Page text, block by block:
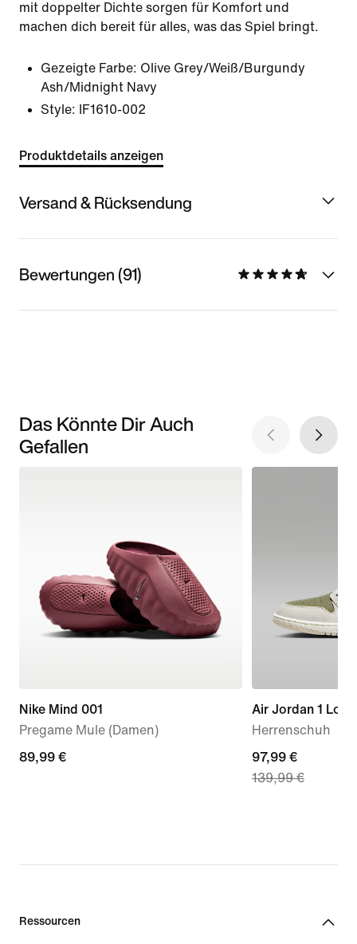
mit doppelter Dichte sorgen für Komfort und
machen dich bereit für alles, was das Spiel bringt.
Gezeigte Farbe: Olive Grey/Weiß/Burgundy
Ash/Midnight Navy
Style:
IF1610-002
Produktdetails anzeigen
Versand & Rücksendung
Bewertungen (91)
Das Könnte Dir Auch
Gefallen
Nike Mind 001
Pregame Mule (Damen)
89,99 €
89,99 €
Air Jordan 1 Low
Herrenschuh
current
price
139,99 €
97,99 €
139,99 €
Ressourcen